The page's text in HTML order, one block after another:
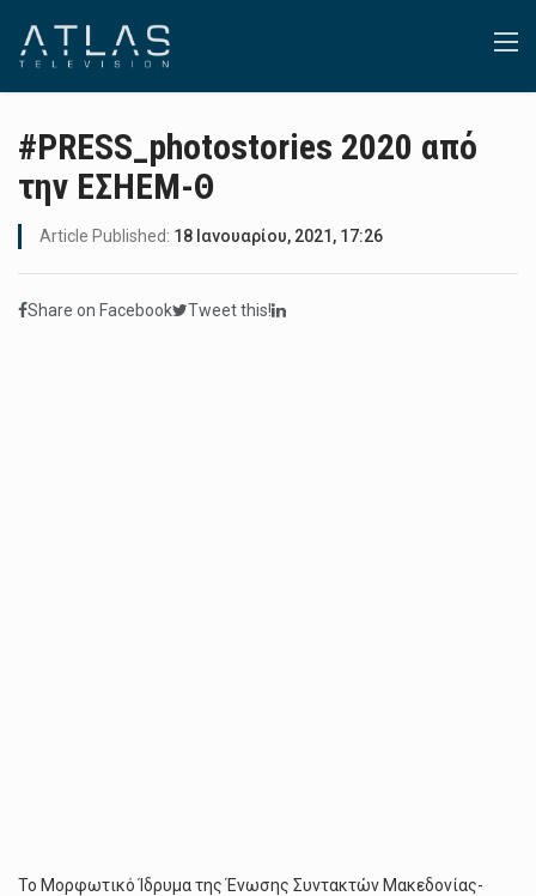
#PRESS_photostories 2020 από
την ΕΣΗΕΜ-Θ
Article Published: 18 Ιανουαρίου, 2021, 17:26
Share on Facebook Tweet this!
Το Μορφωτικό Ίδρυμα της Ένωσης Συντακτών Μακεδονίας-